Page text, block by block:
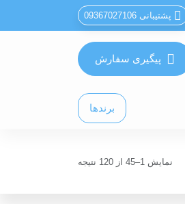
پشتیبانی 09367027106
پیگیری سفارش
برندها
نمایش 1–45 از 120 نتیجه